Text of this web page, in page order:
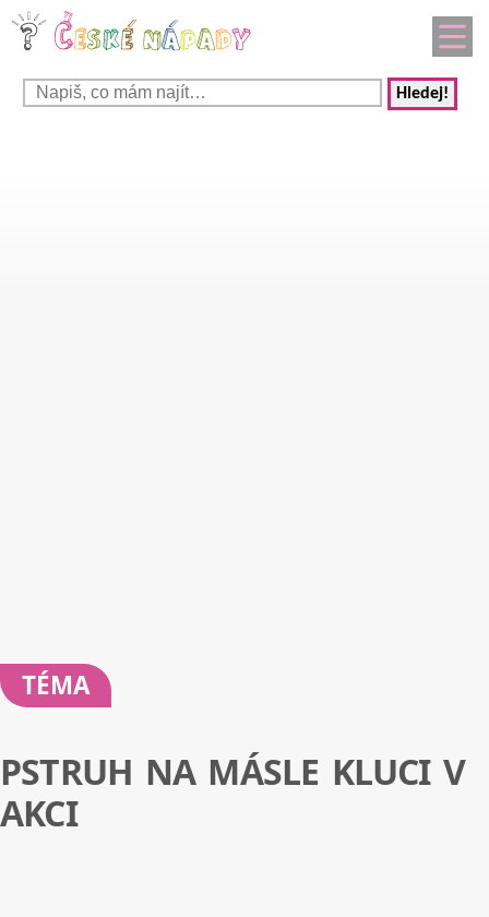
Hledej!
TÉMA
PSTRUH NA MÁSLE KLUCI V
AKCI